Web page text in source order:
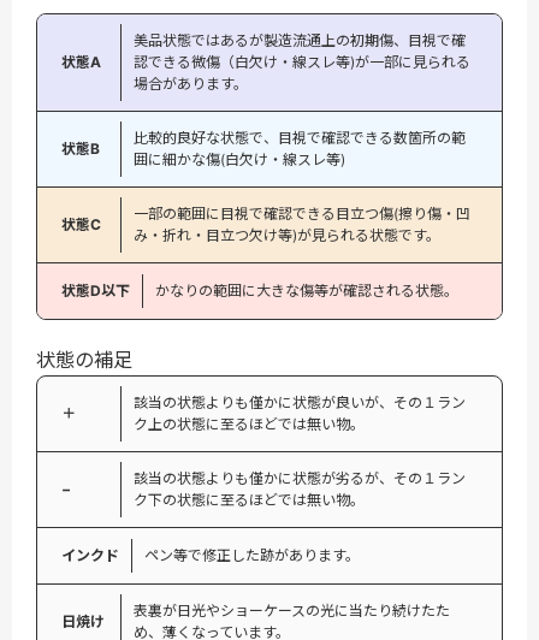
状態A
美品状態ではあるが製造流通上の初期傷、目視で確
認できる微傷（白欠け・線スレ等)が一部に見られる
場合があります。
状態B
比較的良好な状態で、目視で確認できる数箇所の範
囲に細かな傷(白欠け・線スレ等)
状態C
一部の範囲に目視で確認できる目立つ傷(擦り傷・凹
み・折れ・目立つ欠け等)が見られる状態です。
状態D以下 かなりの範囲に大きな傷等が確認される状態。
状態の補足
＋
該当の状態よりも僅かに状態が良いが、その１ラン
ク上の状態に至るほどでは無い物。
−
該当の状態よりも僅かに状態が劣るが、その１ラン
ク下の状態に至るほどでは無い物。
インクド ペン等で修正した跡があります。
日焼け
表裏が日光やショーケースの光に当たり続けたた
め、薄くなっています。